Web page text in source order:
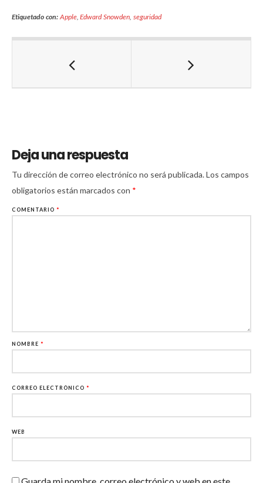
Etiquetado con:Apple,Edward Snowden,seguridad
Deja una respuesta
Tu dirección de correo electrónico no será publicada.Los campos
obligatorios están marcados con *
COMENTARIO *
NOMBRE *
CORREO ELECTRÓNICO *
WEB